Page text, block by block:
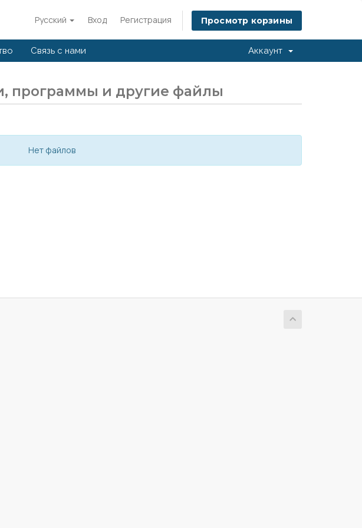
Русский Вход Регистрация Просмотр корзины
Связь с нами Аккаунт
программы и другие файлы
Нет файлов